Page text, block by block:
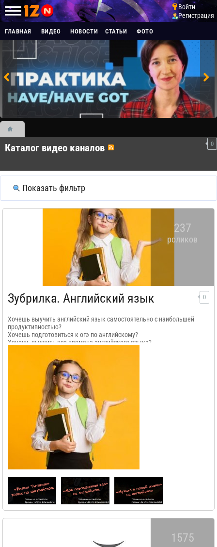
Войти
Регистрация
ГЛАВНАЯ ВИДЕО НОВОСТИ СТАТЬИ ФОТО
0
Каталог видео каналов
Показать фильтр
237
роликов
0
Зубрилка. Английский язык
Хочешь выучить английский язык самостоятельно с наибольшей
продуктивностью?
Хочешь подготовиться к огэ по английскому?
Хочешь выучить все времена английского языка?
Тогда ты попал куда нужно, и можешь начать учить со мной
английские фразы, а также грамматику английского языка.
На нашем канале представлены онлайн курсы, в которых содержатся
тренажеры английских слов. А так же тренажеры английских фраз,
которые могут тебе пригодится каждый день.
Английский по плейлистам учить легко и просто, так как плейлисты
можно слушать с неограниченной регулярностью. Продуктивность
обучения – наше преимущество.
Учись с нами!!!
1575